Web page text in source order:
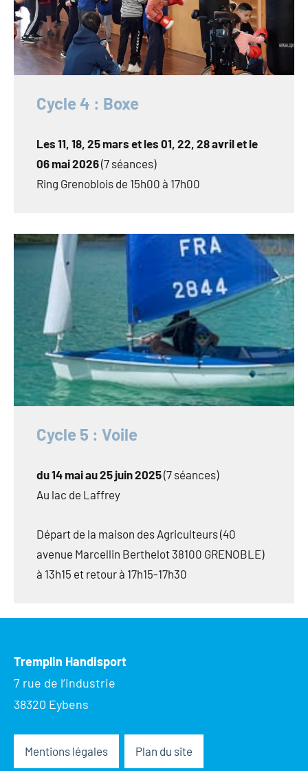
Cycle 4 : Boxe
Les 11, 18, 25 mars et les 01, 22, 28 avril et le
06 mai 2026(7 séances)
Ring Grenoblois de 15h00 à 17h00
Cycle 5 : Voile
du 14 mai au 25 juin 2025(7 séances)
Au lac de Laffrey
Départ de la maison des Agriculteurs (40
avenue Marcellin Berthelot 38100 GRENOBLE)
à 13h15 et retour à 17h15-17h30
Tremplin Handisport
7 rue de l’industrie
38320 Eybens
Mentions légales Plan du site